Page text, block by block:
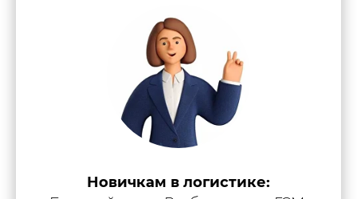
Новичкам в логистике: